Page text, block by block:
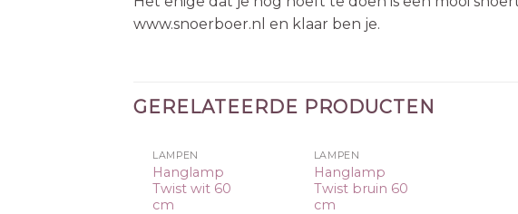
www.snoerboer.nl en klaar ben je.
GERELATEERDE PRODUCTEN
LAMPEN
Hanglamp
Twist wit 60
cm
LAMPEN
Hanglamp
Twist bruin 60
cm